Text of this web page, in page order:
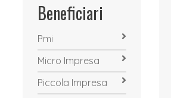
Beneficiari
Pmi
Micro Impresa
Piccola Impresa